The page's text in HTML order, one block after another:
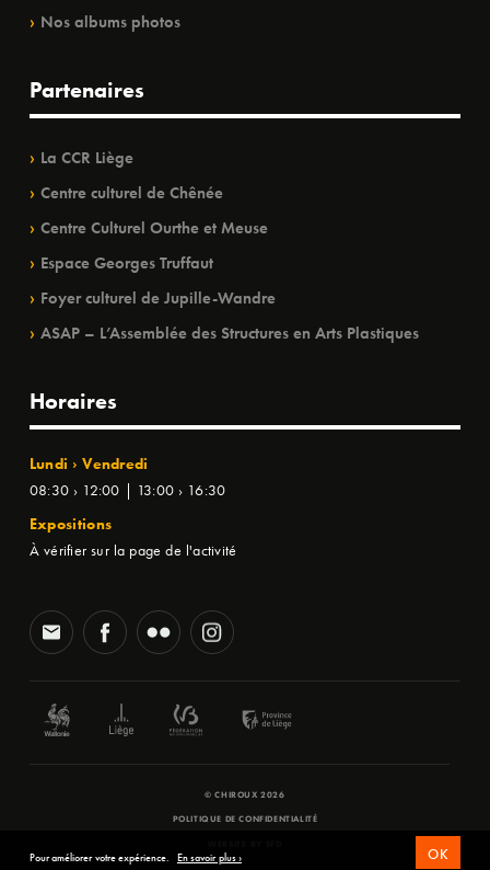
Nos albums photos
Partenaires
La CCR Liège
Centre culturel de Chênée
Centre Culturel Ourthe et Meuse
Espace Georges Truffaut
Foyer culturel de Jupille-Wandre
ASAP – L’Assemblée des Structures en Arts Plastiques
Horaires
Lundi › Vendredi
08:30 › 12:00 | 13:00 › 16:30
Expositions
À vérifier sur la page de l'activité
© CHIROUX 2026
POLITIQUE DE CONFIDENTIALITÉ
Pour améliorer votre expérience. En savoir plus › OK